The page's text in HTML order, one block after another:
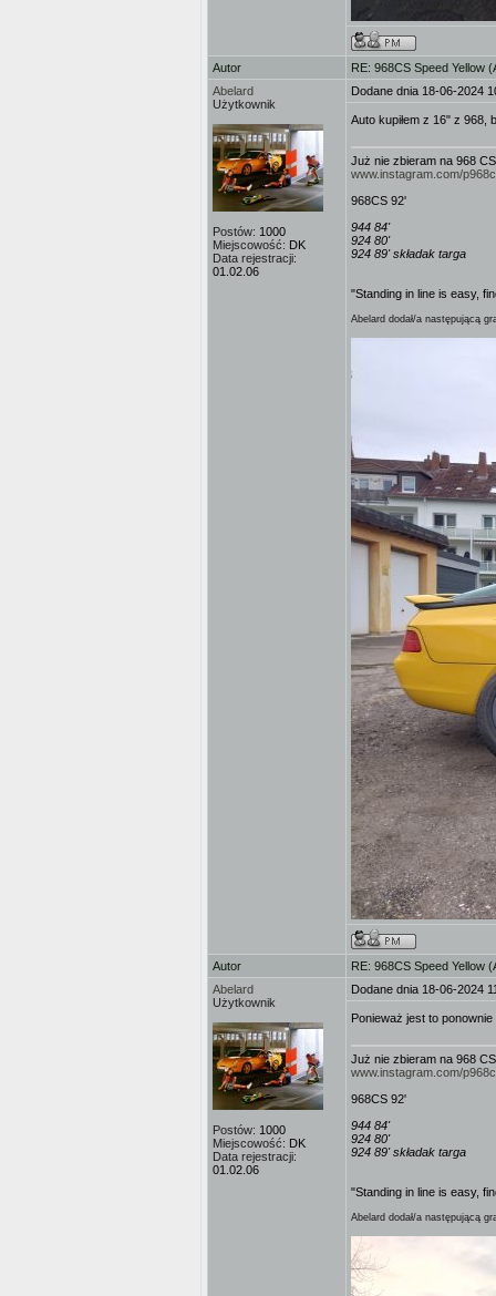
Autor
RE: 968CS Speed Yellow
Abelard
Użytkownik
Postów: 1000
Miejscowość: DK
Data rejestracji:
01.02.06
Dodane dnia 18-06-2024
Auto kupiłem z 16" z 968,
Już nie zbieram na 968 CS
www.instagram.com/
968CS 92'
944 84'
924 80'
924 89' składak targa
"Standing in line is easy,
Abelard dodał/a następującą
Autor
RE: 968CS Speed Yellow
Abelard
Użytkownik
Postów: 1000
Miejscowość: DK
Data rejestracji:
01.02.06
Dodane dnia 18-06-2024
Ponieważ jest to
Już nie zbieram na 968 CS
www.instagram.com/
968CS 92'
944 84'
924 80'
924 89' składak targa
"Standing in line is easy,
Abelard dodał/a następującą